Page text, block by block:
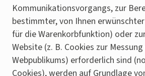
Kommunikationsvorgangs, zur
bestimmter, von Ihnen
für die Warenkorbfunktion) oder
Website (z. B. Cookies zur
Webpublikums) erforderlich sind
Cookies), werden auf Grundlage